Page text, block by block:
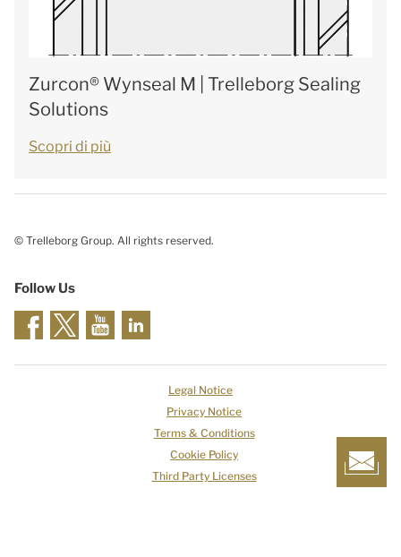
Zurcon® Wynseal M | Trelleborg Sealing
Solutions
Scopri di più
© Trelleborg Group. All rights reserved.
Follow Us
Legal Notice
Privacy Notice
Terms & Conditions
Cookie Policy
Third Party Licenses